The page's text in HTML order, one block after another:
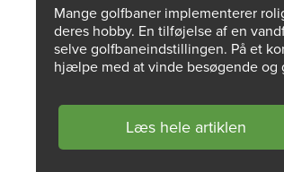
Mange golfbaner implementerer
deres hobby. En tilføjelse af en
selve golfbaneindstillingen. På et
hjælpe med at vinde besøgende og
Læs hele artiklen